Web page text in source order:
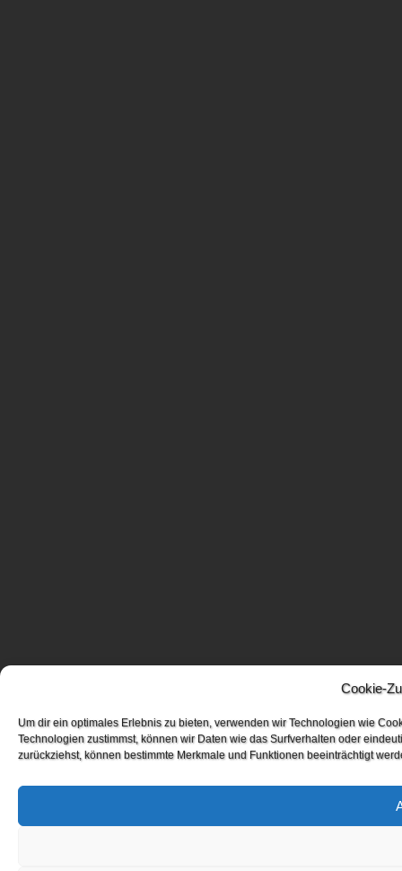
Cookie-
Um dir ein optimales Erlebnis zu bieten, verwenden wir Technologien wie
Technologien zustimmst, können wir Daten wie das Surfverhalten oder
zurückziehst, können bestimmte Merkmale und Funktionen beeinträchtigt